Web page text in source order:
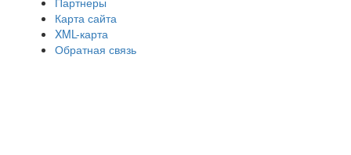
Карта сайта
XML-карта
Обратная связь